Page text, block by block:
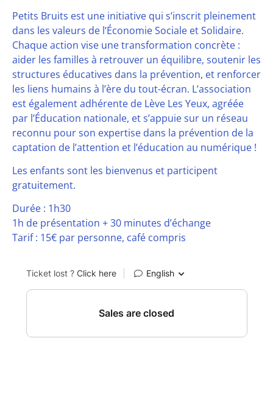
Petits Bruits est une initiative qui s’inscrit pleinement
dans les valeurs de l’Économie Sociale et Solidaire.
Chaque action vise une transformation concrète :
aider les familles à retrouver un équilibre, soutenir les
structures éducatives dans la prévention, et renforcer
les liens humains à l’ère du tout-écran. L’association
est également adhérente de Lève Les Yeux, agréée
par l’Éducation nationale, et s’appuie sur un réseau
reconnu pour son expertise dans la prévention de la
captation de l’attention et l’éducation au numérique !
Les enfants sont les bienvenus et participent
gratuitement.
Durée : 1h30
1h de présentation + 30 minutes d’échange
Tarif : 15€ par personne, café compris